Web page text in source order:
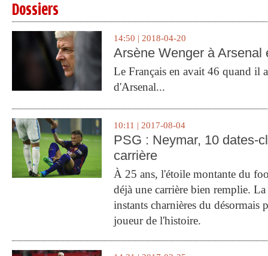
Dossiers
14:50 | 2018-04-20
Arsène Wenger à Arsenal
Le Français en avait 46 quand il
d'Arsenal...
10:11 | 2017-08-04
PSG : Neymar, 10 dates-
carrière
À 25 ans, l'étoile montante du
déjà une carrière bien remplie.
instants charnières du désormais
joueur de l'histoire.